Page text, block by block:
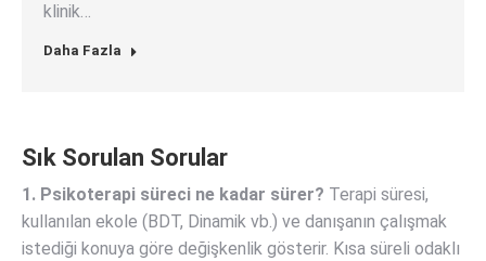
klinik…
Daha Fazla
Sık Sorulan Sorular
1. Psikoterapi süreci ne kadar sürer? Terapi süresi,
kullanılan ekole (BDT, Dinamik vb.) ve danışanın çalışmak
istediği konuya göre değişkenlik gösterir. Kısa süreli odaklı